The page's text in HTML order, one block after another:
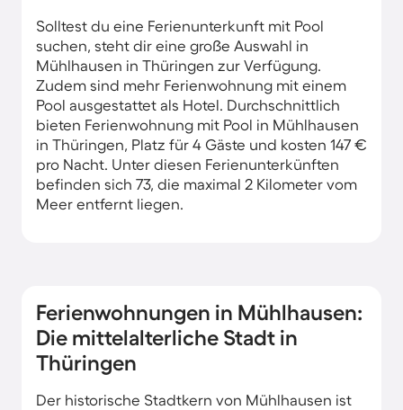
Solltest du eine Ferienunterkunft mit Pool
suchen, steht dir eine große Auswahl in
Mühlhausen in Thüringen zur Verfügung.
Zudem sind mehr Ferienwohnung mit einem
Pool ausgestattet als Hotel. Durchschnittlich
bieten Ferienwohnung mit Pool in Mühlhausen
in Thüringen, Platz für 4 Gäste und kosten 147 €
pro Nacht. Unter diesen Ferienunterkünften
befinden sich 73, die maximal 2 Kilometer vom
Meer entfernt liegen.
Ferienwohnungen in Mühlhausen:
Die mittelalterliche Stadt in
Thüringen
Der historische Stadtkern von Mühlhausen ist